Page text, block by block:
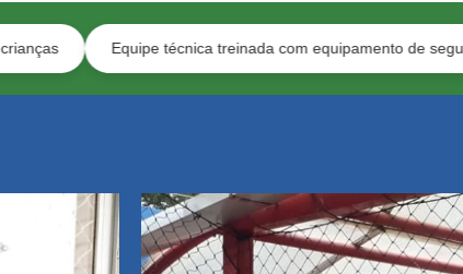
Equipe técnica treinada com equipamento de segurança